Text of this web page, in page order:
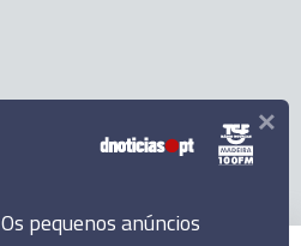
Os pequenos anúncios
×